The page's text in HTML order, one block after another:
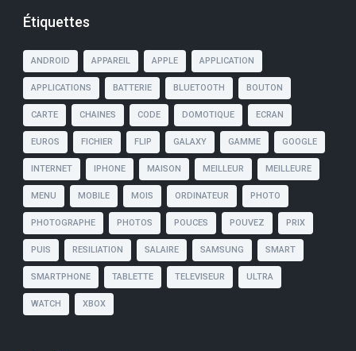
Étiquettes
ANDROID APPAREIL APPLE APPLICATION
APPLICATIONS BATTERIE BLUETOOTH BOUTON
CARTE CHAINES CODE DOMOTIQUE ECRAN
EUROS FICHIER FLIP GALAXY GAMME GOOGLE
INTERNET IPHONE MAISON MEILLEUR MEILLEURE
MENU MOBILE MOIS ORDINATEUR PHOTO
PHOTOGRAPHE PHOTOS POUCES POUVEZ PRIX
PUIS RESILIATION SALAIRE SAMSUNG SMART
SMARTPHONE TABLETTE TELEVISEUR ULTRA
WATCH XBOX